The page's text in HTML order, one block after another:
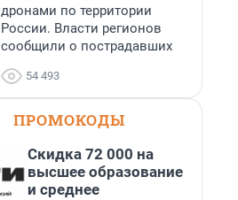
дронами по территории
России. Власти регионов
сообщили о пострадавших
54 493
ПРОМОКОДЫ
Скидка 72 000 на
высшее образование
и среднее